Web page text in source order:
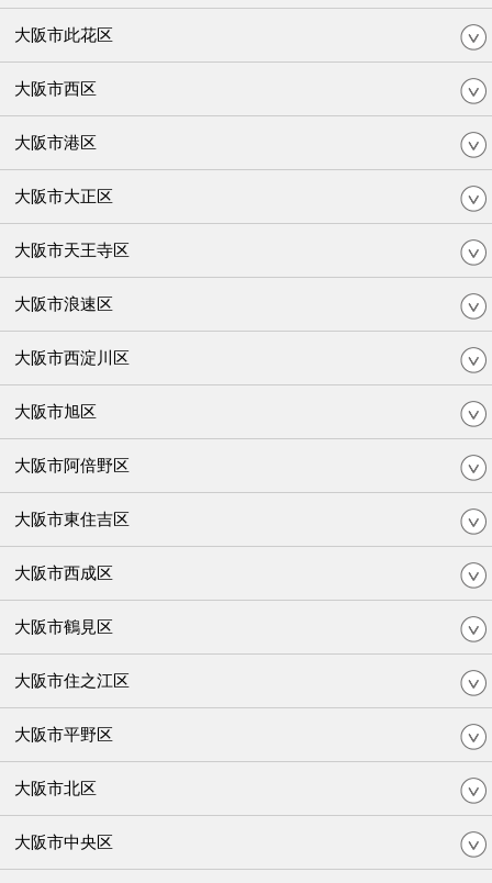
大阪市此花区
大阪市西区
大阪市港区
大阪市大正区
大阪市天王寺区
大阪市浪速区
大阪市西淀川区
大阪市旭区
大阪市阿倍野区
大阪市東住吉区
大阪市西成区
大阪市鶴見区
大阪市住之江区
大阪市平野区
大阪市北区
大阪市中央区